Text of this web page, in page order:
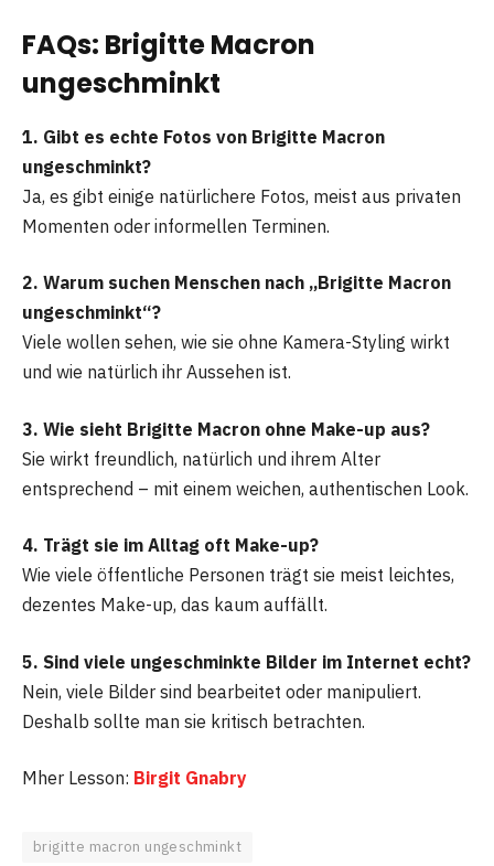
FAQs: Brigitte Macron
ungeschminkt
1. Gibt es echte Fotos von Brigitte Macron
ungeschminkt?
Ja, es gibt einige natürlichere Fotos, meist aus privaten
Momenten oder informellen Terminen.
2. Warum suchen Menschen nach „Brigitte Macron
ungeschminkt“?
Viele wollen sehen, wie sie ohne Kamera-Styling wirkt
und wie natürlich ihr Aussehen ist.
3. Wie sieht Brigitte Macron ohne Make-up aus?
Sie wirkt freundlich, natürlich und ihrem Alter
entsprechend – mit einem weichen, authentischen Look.
4. Trägt sie im Alltag oft Make-up?
Wie viele öffentliche Personen trägt sie meist leichtes,
dezentes Make-up, das kaum auffällt.
5. Sind viele ungeschminkte Bilder im Internet echt?
Nein, viele Bilder sind bearbeitet oder manipuliert.
Deshalb sollte man sie kritisch betrachten.
Mher Lesson: Birgit Gnabry
brigitte macron ungeschminkt